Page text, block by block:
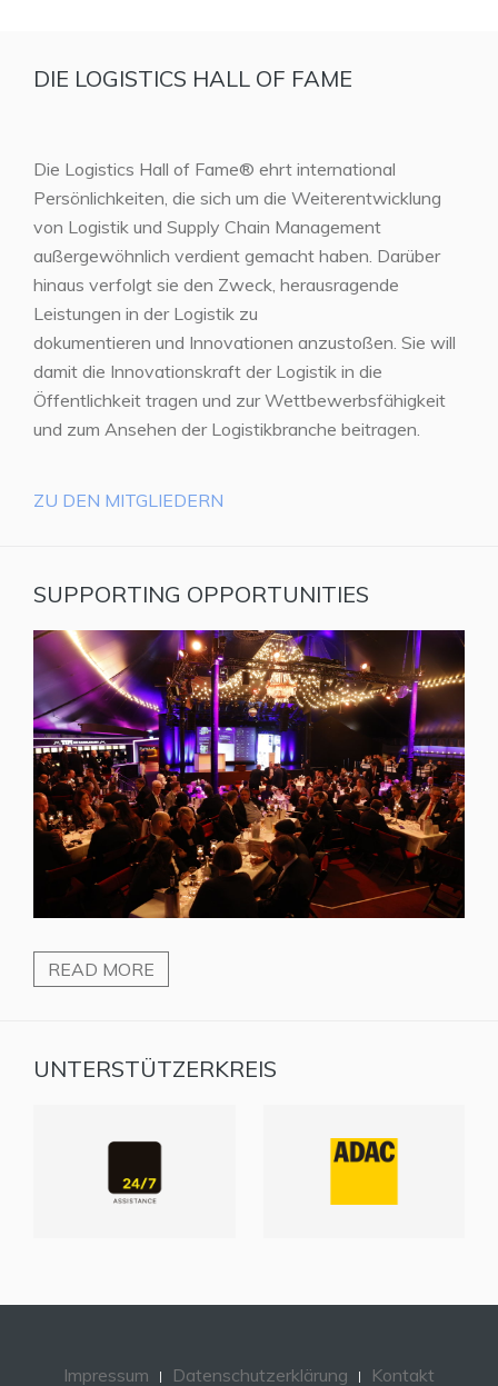
DIE LOGISTICS HALL OF FAME
Die Logistics Hall of Fame® ehrt international
Persönlichkeiten, die sich um die Weiterentwicklung
von Logistik und Supply Chain Management
außergewöhnlich verdient gemacht haben. Darüber
hinaus verfolgt sie den Zweck, herausragende
Leistungen in der Logistik zu
dokumentieren und Innovationen anzustoßen. Sie will
damit die Innovationskraft der Logistik in die
Öffentlichkeit tragen und zur Wettbewerbsfähigkeit
und zum Ansehen der Logistikbranche beitragen.
ZU DEN MITGLIEDERN
SUPPORTING OPPORTUNITIES
READ MORE
UNTERSTÜTZERKREIS